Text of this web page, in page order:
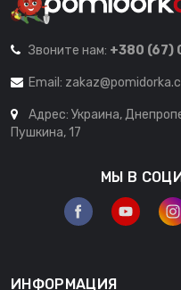
Звоните нам: +380 (67)
Email:
Адрес: Украина,
Пушкина, 17
МЫ В
ИНФОРМАЦИЯ